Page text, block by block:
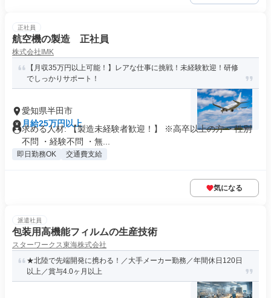
正社員
航空機の製造 正社員
株式会社IMK
【月収35万円以上可能！】レアな仕事に挑戦！未経験歓迎！研修
でしっかりサポート！
愛知県半田市
月給25万円以上
求める人材: 【製造未経験者歓迎！】 ※高卒以上の方 ・性別
不問 ・経験不問 ・無...
即日勤務OK 交通費支給
気になる
派遣社員
包装用高機能フィルムの生産技術
スターワークス東海株式会社
★北陸で先端開発に携わる！／大手メーカー勤務／年間休日120日
以上／賞与4.0ヶ月以上